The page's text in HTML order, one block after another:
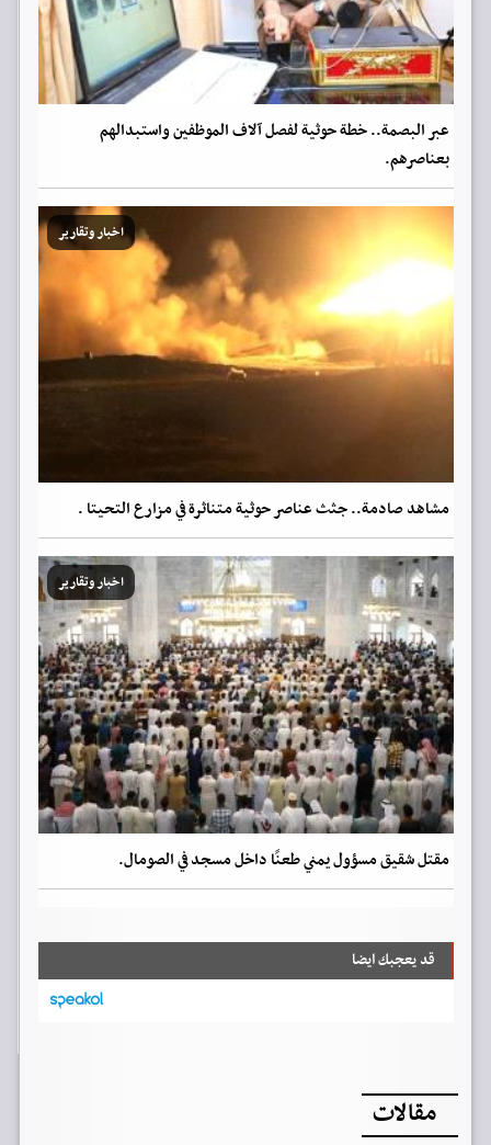
عبر البصمة.. خطة حوثية لفصل آلاف الموظفين واستبدالهم
بعناصرهم.
اخبار وتقارير
مشاهد صادمة.. جثث عناصر حوثية متناثرة في مزارع التحيتا .
اخبار وتقارير
مقتل شقيق مسؤول يمني طعنًا داخل مسجد في الصومال.
قد يعجبك ايضا
مقالات